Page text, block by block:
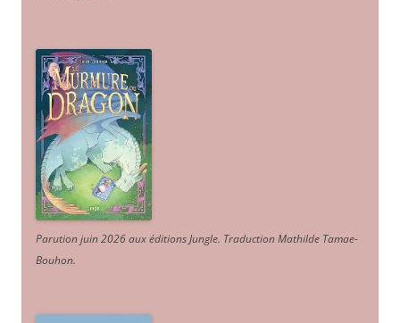
Parution juin 2026 aux éditions Jungle. Traduction Mathilde Tamae-
Bouhon.